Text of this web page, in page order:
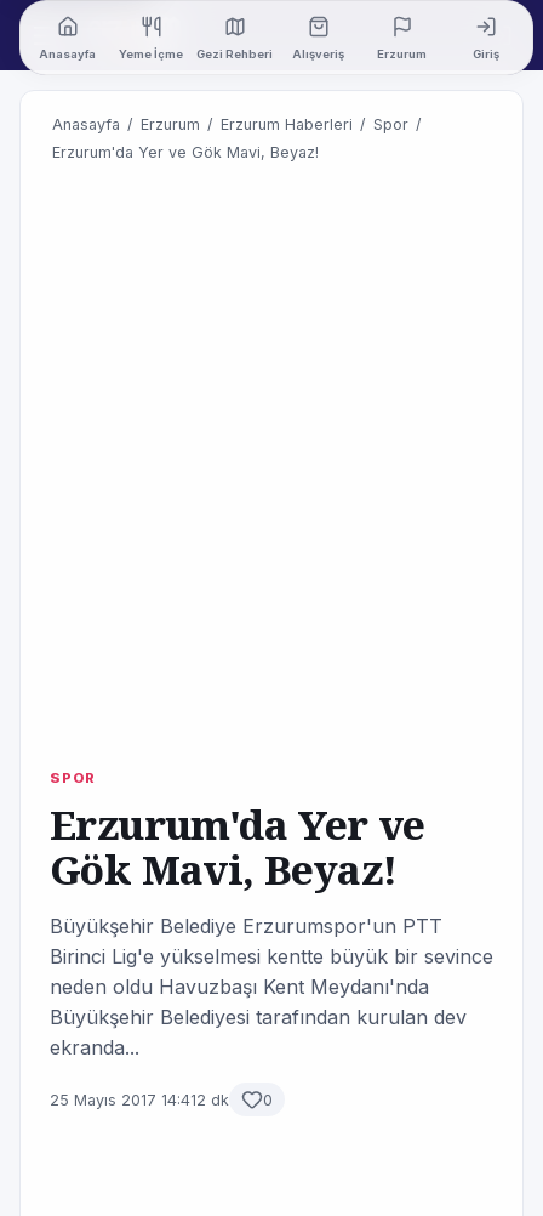
Anasayfa Yeme İçme Gezi Rehberi Alışveriş Erzurum Giriş
Anasayfa / Erzurum / Erzurum Haberleri / Spor /
Erzurum'da Yer ve Gök Mavi, Beyaz!
SPOR
Erzurum'da Yer ve
Gök Mavi, Beyaz!
Büyükşehir Belediye Erzurumspor'un PTT
Birinci Lig'e yükselmesi kentte büyük bir sevince
neden oldu Havuzbaşı Kent Meydanı'nda
Büyükşehir Belediyesi tarafından kurulan dev
ekranda...
25 Mayıs 2017 14:412 dk 0